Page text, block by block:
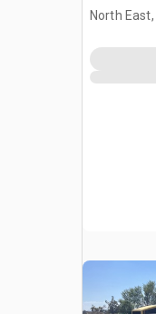
Loader
North East,